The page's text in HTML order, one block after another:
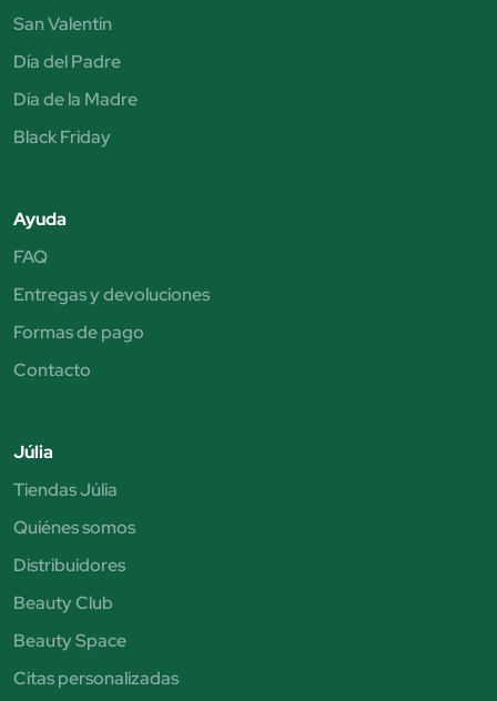
San Valentín
Día del Padre
Día de la Madre
Black Friday
Ayuda
FAQ
Entregas y devoluciones
Formas de pago
Contacto
Júlia
Tiendas Júlia
Quiénes somos
Distribuidores
Beauty Club
Beauty Space
Citas personalizadas